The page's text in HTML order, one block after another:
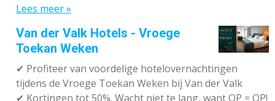
Lees meer »
Van der Valk Hotels - Vroege
Toekan Weken
✔ Profiteer van voordelige hotelovernachtingen
tijdens de Vroege Toekan Weken bij Van der Valk
✔ Kortingen tot 50%. Wacht niet te lang, want OP = OP!